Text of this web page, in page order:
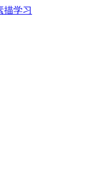
描学习